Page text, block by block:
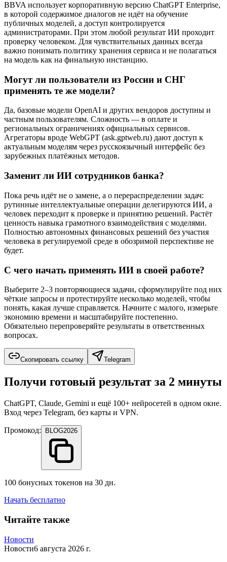
BBVA использует корпоративную версию ChatGPT Enterprise,
в которой содержимое диалогов не идёт на обучение
публичных моделей, а доступ контролируется
администраторами. При этом любой результат ИИ проходит
проверку человеком. Для чувствительных данных всегда
важно понимать политику хранения сервиса и не полагаться
на модель как на финальную инстанцию.
Могут ли пользователи из России и СНГ
применять те же модели?
Да, базовые модели OpenAI и других вендоров доступны и
частным пользователям. Сложность — в оплате и
региональных ограничениях официальных сервисов.
Агрегаторы вроде WebGPT (ask.gptweb.ru) дают доступ к
актуальным моделям через русскоязычный интерфейс без
зарубежных платёжных методов.
Заменит ли ИИ сотрудников банка?
Пока речь идёт не о замене, а о перераспределении задач:
рутинные интеллектуальные операции делегируются ИИ, а
человек переходит к проверке и принятию решений. Растёт
ценность навыка грамотного взаимодействия с моделями.
Полностью автономных финансовых решений без участия
человека в регулируемой среде в обозримой перспективе не
будет.
С чего начать применять ИИ в своей работе?
Выберите 2–3 повторяющиеся задачи, сформулируйте под них
чёткие запросы и протестируйте несколько моделей, чтобы
понять, какая лучше справляется. Начните с малого, измерьте
экономию времени и масштабируйте постепенно.
Обязательно перепроверяйте результаты в ответственных
вопросах.
Скопировать ссылку Telegram
Получи готовый результат за 2 минуты
ChatGPT, Claude, Gemini и ещё 100+ нейросетей в одном окне.
Вход через Telegram, без карты и VPN.
Промокод: BLOG2026
100 бонусных токенов на 30 дн.
Начать бесплатно
Читайте также
Новости
Новости6 августа 2026 г.